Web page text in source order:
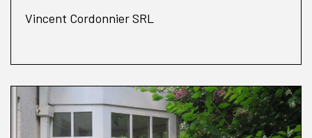
Vincent Cordonnier SRL